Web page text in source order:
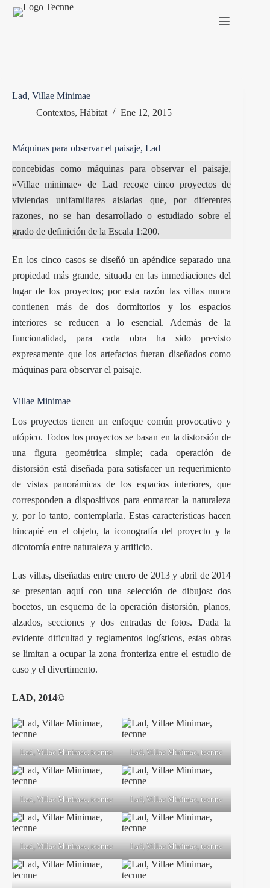
Lad, Villae Minimae
Contextos, Hábitat Ene 12, 2015
Máquinas para observar el paisaje, Lad
concebidas como máquinas para observar el paisaje,
«Villae minimae» de Lad recoge cinco proyectos de
viviendas unifamiliares aisladas que, por diferentes
razones, no se han desarrollado o estudiado sobre el
grado de definición de la Escala 1:200.
En los cinco casos se diseñó un apéndice separado una
propiedad más grande, situada en las inmediaciones del
lugar de los proyectos; por esta razón las villas nunca
contienen más de dos dormitorios y los espacios
interiores se reducen a lo esencial. Además de la
funcionalidad, para cada obra ha sido previsto
expresamente que los artefactos fueran diseñados como
máquinas para observar el paisaje.
Villae Minimae
Los proyectos tienen un enfoque común provocativo y
utópico. Todos los proyectos se basan en la distorsión de
una figura geométrica simple; cada operación de
distorsión está diseñada para satisfacer un requerimiento
de vistas panorámicas de los espacios interiores, que
corresponden a dispositivos para enmarcar la naturaleza
y, por lo tanto, contemplarla. Estas características hacen
hincapié en el objeto, la iconografía del proyecto y la
dicotomía entre naturaleza y artificio.
Las villas, diseñadas entre enero de 2013 y abril de 2014
se presentan aquí con una selección de dibujos: dos
bocetos, un esquema de la operación distorsión, planos,
alzados, secciones y dos entradas de fotos. Dada la
evidente dificultad y reglamentos logísticos, estas obras
se limitan a ocupar la zona fronteriza entre el estudio de
caso y el divertimento.
LAD, 2014©
Lad, Villae Minimae, tecnne Lad, Villae Minimae, tecnne
Lad, Villae Minimae, tecnne Lad, Villae Minimae, tecnne
Lad, Villae Minimae, tecnne Lad, Villae Minimae, tecnne